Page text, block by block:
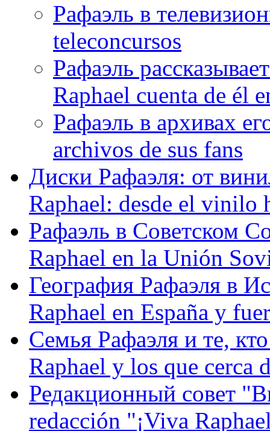
Рафаэль в
teleconcursos
Рафаэль
Raphael cuenta de él
Рафаэль в архивах
archivos de sus fans
Диски Рафаэля: от
Raphael: desde el vinilo
Рафаэль в Советском
Raphael en la Unión
География Рафаэля в
Raphael en España y
Семья Рафаэля и те,
Raphael y los que cerca
Редакционный совет
redacción "¡Viva